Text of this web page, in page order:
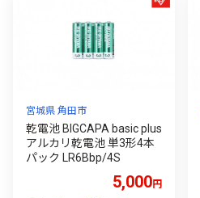
宮城県 角田市
乾電池 BIGCAPA basic plus
アルカリ乾電池 単3形4本
パック LR6Bbp/4S
5,000円